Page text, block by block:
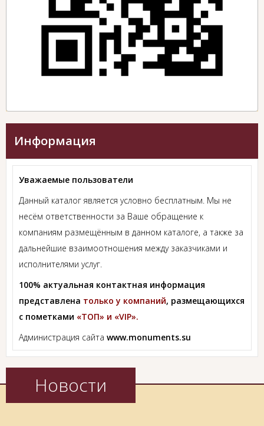
Информация
Уважаемые пользователи
Данный каталог является условно бесплатным. Мы не
несём ответственности за Ваше обращение к
компаниям размещённым в данном каталоге, а также за
дальнейшие взаимоотношения между заказчиками и
исполнителями услуг.
100% актуальная контактная информация
представлена только у компаний, размещающихся
с пометками «ТОП» и «VIP».
Администрация сайта www.monuments.su
Новости